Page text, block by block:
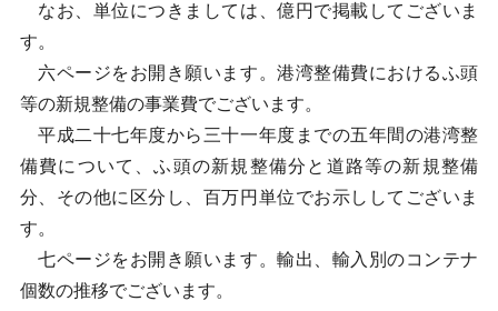
なお、単位につきましては、億円で掲載してございま
す。
六ページをお開き願います。港湾整備費におけるふ頭
等の新規整備の事業費でございます。
平成二十七年度から三十一年度までの五年間の港湾整
備費について、ふ頭の新規整備分と道路等の新規整備
分、その他に区分し、百万円単位でお示ししてございま
す。
七ページをお開き願います。輸出、輸入別のコンテナ
個数の推移でございます。